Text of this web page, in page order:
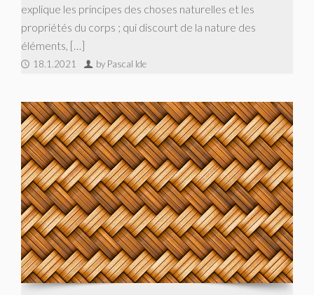
explique les principes des choses naturelles et les
propriétés du corps ; qui discourt de la nature des
éléments, […]
18.1.2021 by Pascal Ide